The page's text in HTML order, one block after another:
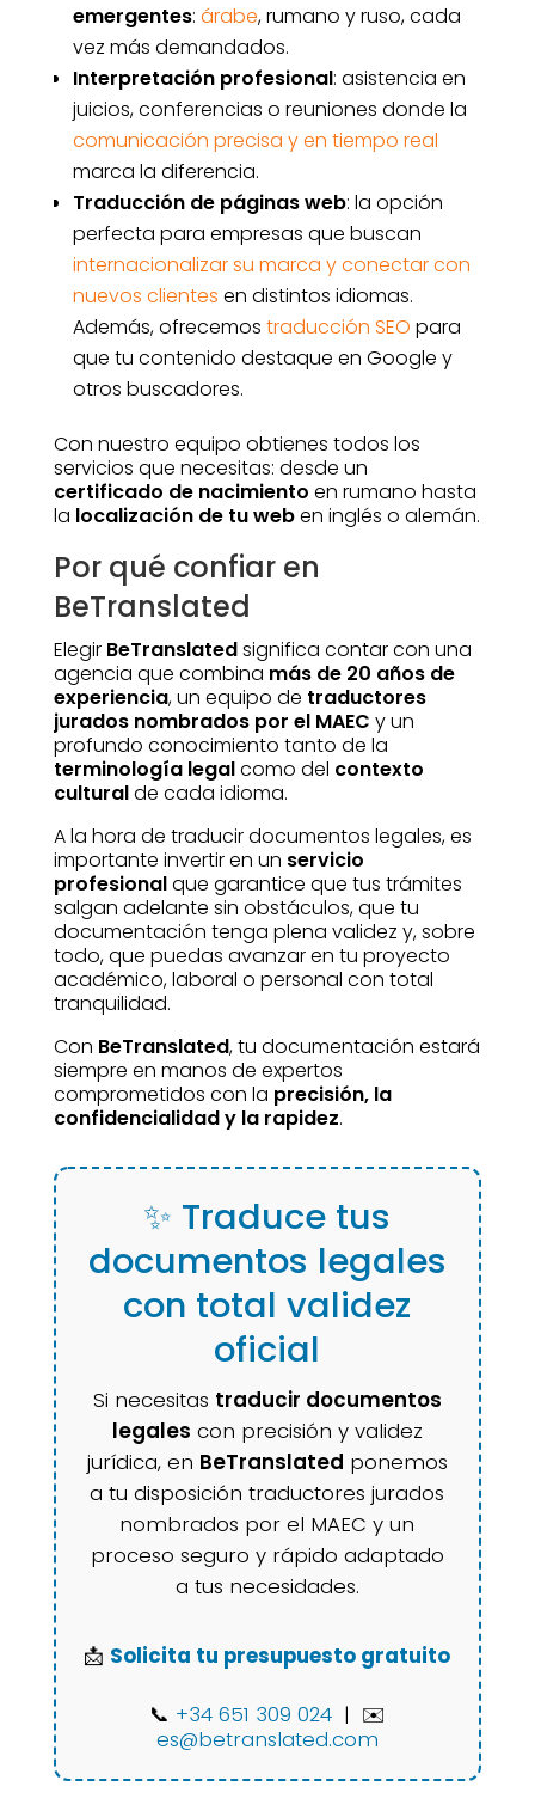
emergentes: árabe, rumano y ruso, cada
vez más demandados.
Interpretación profesional: asistencia en
juicios, conferencias o reuniones donde la
comunicación precisa y en tiempo real
marca la diferencia.
Traducción de páginas web: la opción
perfecta para empresas que buscan
internacionalizar su marca y conectar con
nuevos clientes en distintos idiomas.
Además, ofrecemos traducción SEO para
que tu contenido destaque en Google y
otros buscadores.
Con nuestro equipo obtienes todos los
servicios que necesitas: desde un
certificado de nacimiento en rumano hasta
la localización de tu weben inglés o alemán.
Por qué confiar en
BeTranslated
Elegir BeTranslatedsignifica contar con una
agencia que combina más de 20 años de
experiencia, un equipo de traductores
jurados nombrados por el MAEC y un
profundo conocimiento tanto de la
terminología legalcomo del contexto
culturalde cada idioma.
A la hora de traducir documentos legales, es
importante invertir en un servicio
profesionalque garantice que tus trámites
salgan adelante sin obstáculos, que tu
documentación tenga plena validez y, sobre
todo, que puedas avanzar en tu proyecto
académico, laboral o personal con total
tranquilidad.
Con BeTranslated, tu documentación estará
siempre en manos de expertos
comprometidos con la precisión, la
confidencialidad y la rapidez.
✨ Traduce tus
documentos legales
con total validez
oficial
Si necesitas traducir documentos
legales con precisión y validez
jurídica, en BeTranslated ponemos
a tu disposición traductores jurados
nombrados por el MAEC y un
proceso seguro y rápido adaptado
a tus necesidades.
📩 Solicita tu presupuesto gratuito
📞 +34 651 309 024| ✉️
es@betranslated.com